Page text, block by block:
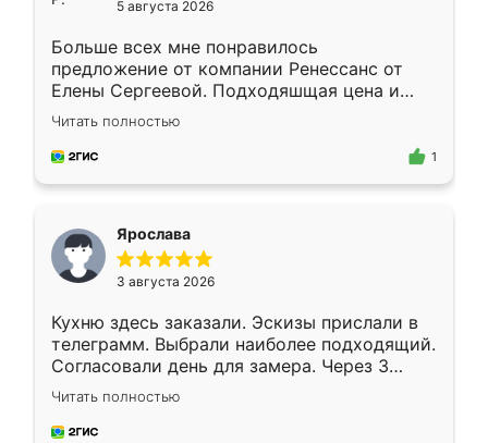
5 августа 2026
Больше всех мне понравилось
предложение от компании Ренессанс от
Елены Сергеевой. Подходяшщая цена и
короткие сроки изготовления. Приехавший
для замера сотрудник Владислав
предложил по моему эскизу самый
Читать полностью
1
Ярослава
3 августа 2026
Кухню здесь заказали. Эскизы прислали в
телеграмм. Выбрали наиболее подходящий.
Согласовали день для замера. Через 3
недели кухня была уже готова. Остались
довольны работой. Спасибо Ренессанс
мебель за качественную работу!
Читать полностью